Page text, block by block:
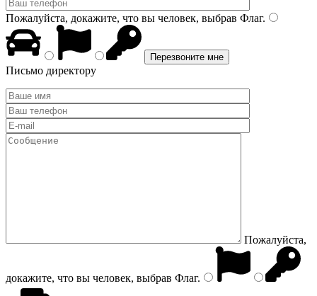
Пожалуйста, докажите, что вы человек, выбрав Флаг.
Письмо директору
Пожалуйста,
докажите, что вы человек, выбрав Флаг.